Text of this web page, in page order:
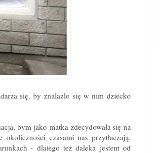
się, by znalazło się w nim dziecko
bym jako matka zdecydowała się na
czasami nas przytłaczają,
- dlatego też daleka jestem od